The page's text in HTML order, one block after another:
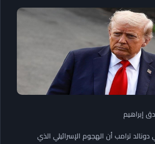
إبراهيم
دونالد ترامب أن الهجوم الإسرائيلي الذي